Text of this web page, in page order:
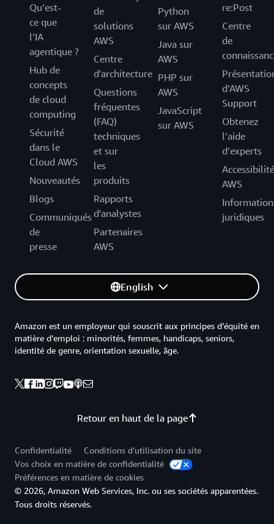
Qu’est-
ce que
l’IA
agentique ?
Hub de
concepts
de cloud
computing
Sécurité
dans le
Cloud AWS
Nouveautés
Blogs
Communiqués
de
presse
de
solutions
AWS
Centre
d'architecture
Questions
fréquentes
(FAQ)
techniques
et sur
les
produits
Rapports
d'analystes
Partenaires
AWS
Python
sur AWS
Java sur
AWS
PHP sur
AWS
JavaScript
sur AWS
re:Post
Centre
de
d’AWS
Support
Obtenez
l’aide
d’experts
Accessibilité
AWS
juridiques
English
Retour en haut de la page
Amazon est un employeur qui souscrit aux principes d’équité en
matière d’emploi : minorités, femmes, handicaps, seniors,
identité de genre, orientation sexuelle, âge.
Confidentialité
Conditions d’utilisation du site
Vos choix en matière de confidentialité
Préférences en matière de cookies
© 2026, Amazon Web Services, Inc. ou ses sociétés apparentées.
Tous droits réservés.